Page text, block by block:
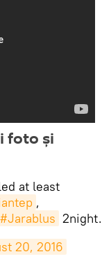
foto și
at least
,
#Jarablus 2night.
20, 2016